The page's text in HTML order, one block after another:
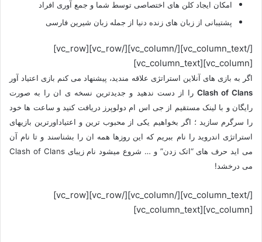
امکان ایجاد کلن های اختصاصی توسط شما و جمع آوری افراد
پشتیبانی از زبان های زنده دنیا از جمله زبان شیرین فارسی
[/vc_column_text][/vc_column][/vc_row][vc_row]
[vc_column][vc_column_text]
اگر به بازی های آنلاین استراتژی علاقه مندید، پیشنهاد می کنم بازی اعتیاد آور
Clash of Clans را از دست ندهید و جدیدترین نسخه ی ان را به صورت
رایگان و با لینک مستقیم از جی اس ام دولوپرز دریافت کنید و ساعت ها خود
را سرگرم سازید ؛ اگر بخواهیم یکی از محبوب ترین و اعتیاداورترین بازیهای
استراتژی اندروید را نام ببریم که این روزها همه ان را بشناسند و تا نام آن
می اید حرف های “اتک زدن” و … شروع میشود نام زیبای Clash of Clans
می درخشد!
[/vc_column_text][/vc_column][/vc_row][vc_row]
[vc_column][vc_column_text]